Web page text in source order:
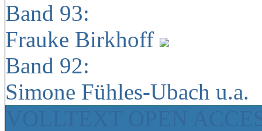
Band 93:
Frauke Birkhoff
Band 92:
Simone Fühles-Ubach u.a.